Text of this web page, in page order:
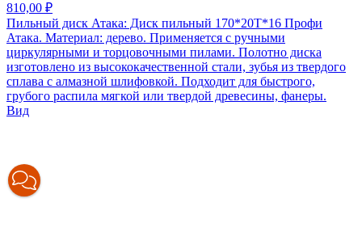
810,00 ₽
Пильный диск Атака: Диск пильный 170*20T*16 Профи
Атака. Материал: дерево. Применяется с ручными
циркулярными и торцовочными пилами. Полотно диска
изготовлено из высококачественной стали, зубья из твердого
сплава с алмазной шлифовкой. Подходит для быстрого,
грубого распила мягкой или твердой древесины, фанеры.
Вид